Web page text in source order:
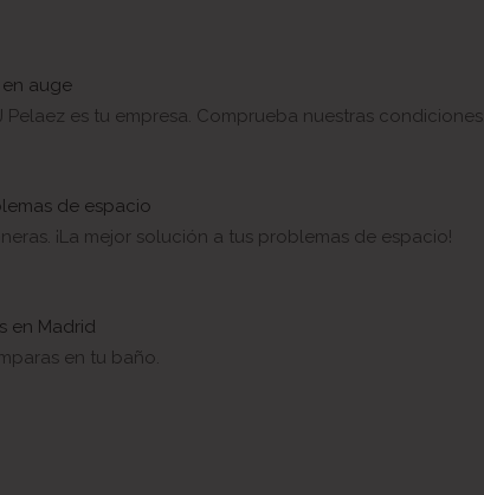
auge
es tu empresa. Comprueba nuestras
de espacio
¡La mejor solución a tus problemas de espacio!
en Madrid
en tu baño.